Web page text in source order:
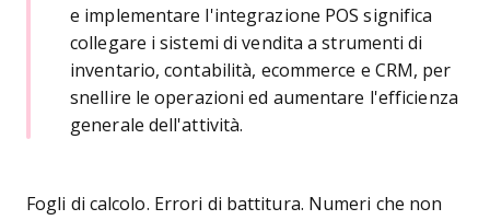
e implementare l'integrazione POS significa
collegare i sistemi di vendita a strumenti di
inventario, contabilità, ecommerce e CRM, per
snellire le operazioni ed aumentare l'efficienza
generale dell'attività.
Fogli di calcolo. Errori di battitura. Numeri che non